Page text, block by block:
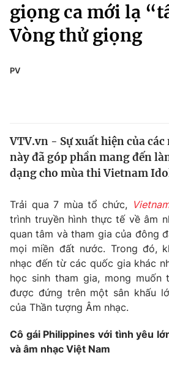
Chính trị
Xã hội
Pháp luật
Thế giới
Tin tức
Câu chuyện quốc tế
Kinh tế
Tài chính
Thị trường
Góc doanh nghiệp
Dữ liệu và đời sống
Truyền hình
Phim VTV
Hậu trường
Khán giả
Giải trí
Điện ảnh
Âm nhạc
Du lịch
Giáo dục
Truyền hình
Văn hóa - Giải trí
Y tế
giọng ca mới lạ
Vòng thử giọng
PV
VTV.vn - Sự xuất hiện của
này đã góp phần mang đến
dạng cho mùa thi Vietnam
Trải qua 7 mùa tổ chức,
trình truyền hình thực tế về âm
quan tâm và tham gia của đông
mọi miền đất nước. Trong đó,
nhạc đến từ các quốc gia khác
học sinh tham gia, mong muốn
được đứng trên một sân khấu
của Thần tượng Âm nhạc.
Cô gái Philippines với tình yêu
và âm nhạc Việt Nam